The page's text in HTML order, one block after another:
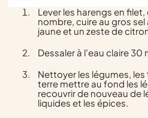
Lever les harengs en
nombre, cuire au gros
jaune et un zeste de
Dessaler à l’eau claire 30
Nettoyer les légumes, les
terre mettre au fond les
recouvrir de nouveau de
liquides et les épices.